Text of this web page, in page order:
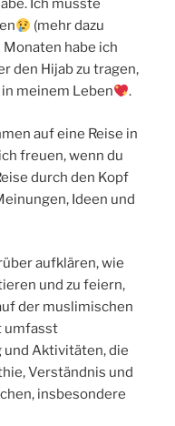
Ich musste
(mehr dazu
Monaten habe ich
den Hijab zu tragen,
meinem Leben
.
auf eine Reise in
freuen, wenn du
durch den Kopf
Ideen und
aufklären, wie
und zu feiern,
der muslimischen
umfasst
und Aktivitäten, die
Verständnis und
insbesondere